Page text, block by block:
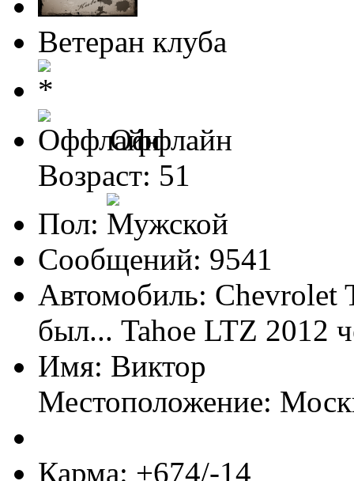
Ветеран клуба
Оффлайн
Возраст: 51
Пол:
Сообщений: 9541
Автомобиль: Chevrolet
был... Tahoe LTZ 2012
Имя: Виктор
Местоположение:
Карма: +674/-14